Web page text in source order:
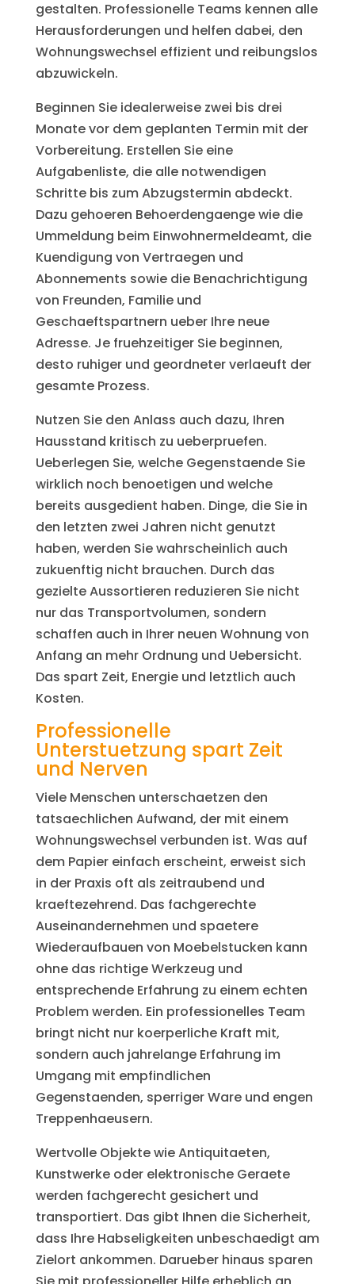
gestalten. Professionelle Teams kennen alle
Herausforderungen und helfen dabei, den
Wohnungswechsel effizient und reibungslos
abzuwickeln.
Beginnen Sie idealerweise zwei bis drei
Monate vor dem geplanten Termin mit der
Vorbereitung. Erstellen Sie eine
Aufgabenliste, die alle notwendigen
Schritte bis zum Abzugstermin abdeckt.
Dazu gehoeren Behoerdengaenge wie die
Ummeldung beim Einwohnermeldeamt, die
Kuendigung von Vertraegen und
Abonnements sowie die Benachrichtigung
von Freunden, Familie und
Geschaeftspartnern ueber Ihre neue
Adresse. Je fruehzeitiger Sie beginnen,
desto ruhiger und geordneter verlaeuft der
gesamte Prozess.
Nutzen Sie den Anlass auch dazu, Ihren
Hausstand kritisch zu ueberpruefen.
Ueberlegen Sie, welche Gegenstaende Sie
wirklich noch benoetigen und welche
bereits ausgedient haben. Dinge, die Sie in
den letzten zwei Jahren nicht genutzt
haben, werden Sie wahrscheinlich auch
zukuenftig nicht brauchen. Durch das
gezielte Aussortieren reduzieren Sie nicht
nur das Transportvolumen, sondern
schaffen auch in Ihrer neuen Wohnung von
Anfang an mehr Ordnung und Uebersicht.
Das spart Zeit, Energie und letztlich auch
Kosten.
Professionelle
Unterstuetzung spart Zeit
und Nerven
Viele Menschen unterschaetzen den
tatsaechlichen Aufwand, der mit einem
Wohnungswechsel verbunden ist. Was auf
dem Papier einfach erscheint, erweist sich
in der Praxis oft als zeitraubend und
kraeftezehrend. Das fachgerechte
Auseinandernehmen und spaetere
Wiederaufbauen von Moebelstucken kann
ohne das richtige Werkzeug und
entsprechende Erfahrung zu einem echten
Problem werden. Ein professionelles Team
bringt nicht nur koerperliche Kraft mit,
sondern auch jahrelange Erfahrung im
Umgang mit empfindlichen
Gegenstaenden, sperriger Ware und engen
Treppenhaeusern.
Wertvolle Objekte wie Antiquitaeten,
Kunstwerke oder elektronische Geraete
werden fachgerecht gesichert und
transportiert. Das gibt Ihnen die Sicherheit,
dass Ihre Habseligkeiten unbeschaedigt am
Zielort ankommen. Darueber hinaus sparen